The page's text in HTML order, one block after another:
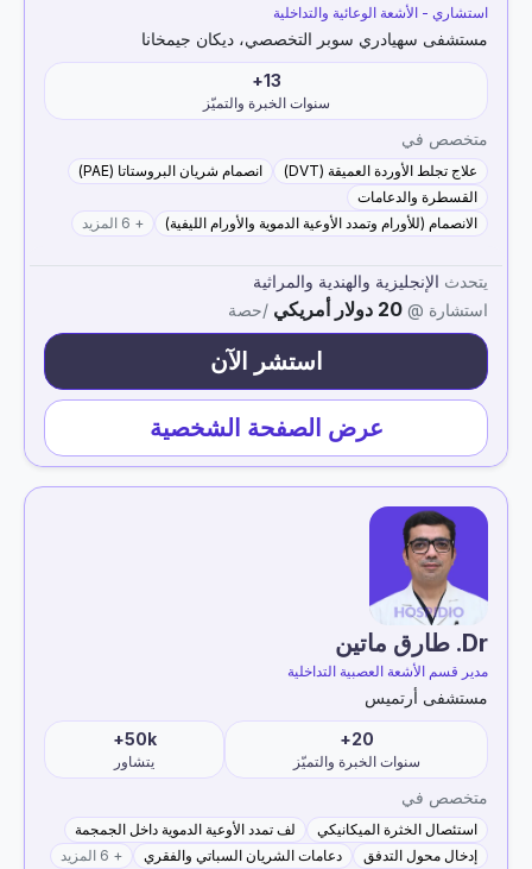
استشاري - الأشعة الوعائية والتداخلية
مستشفى سهيادري سوبر التخصصي، ديكان جيمخانا
13+
سنوات الخبرة والتميّز
متخصص في
علاج تجلط الأوردة العميقة (DVT)
انصمام شريان البروستاتا (PAE)
القسطرة والدعامات
الانصمام (للأورام وتمدد الأوعية الدموية والأورام الليفية)
+ 6 المزيد
يتحدث الإنجليزية والهندية والمراثية
استشارة @ 20 دولار أمريكي /حصة
استشر الآن
عرض الصفحة الشخصية
Dr. طارق ماتين
مدير قسم الأشعة العصبية التداخلية
مستشفى أرتميس
20+
سنوات الخبرة والتميّز
50k+
يتشاور
متخصص في
استئصال الخثرة الميكانيكي
لف تمدد الأوعية الدموية داخل الجمجمة
إدخال محول التدفق
دعامات الشريان السباتي والفقري + 6 المزيد